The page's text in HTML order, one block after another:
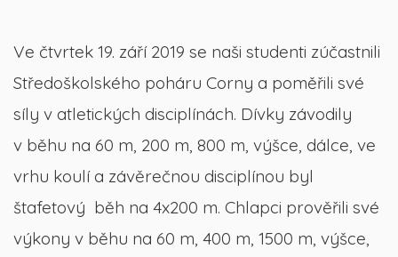
Ve čtvrtek 19. září 2019 se naši studenti zúčastnili
Středoškolského poháru Corny a poměřili své
síly v atletických disciplínách. Dívky závodily
v běhu na 60 m, 200 m, 800 m, výšce, dálce, ve
vrhu koulí a závěrečnou disciplínou byl
štafetový běh na 4x200 m. Chlapci prověřili své
výkony v běhu na 60 m, 400 m, 1500 m, výšce,